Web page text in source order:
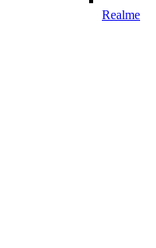
Realme